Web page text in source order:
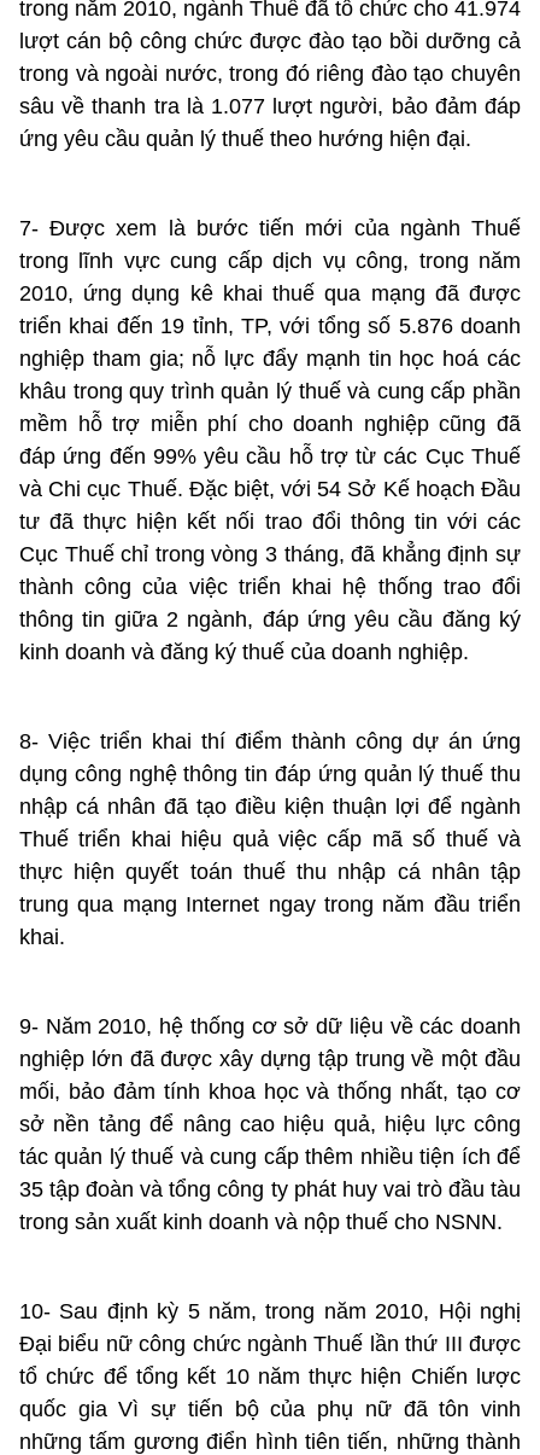
trong năm 2010, ngành Thuế đã tổ chức cho 41.974
lượt cán bộ công chức được đào tạo bồi dưỡng cả
trong và ngoài nước, trong đó riêng đào tạo chuyên
sâu về thanh tra là 1.077 lượt người, bảo đảm đáp
ứng yêu cầu quản lý thuế theo hướng hiện đại.
7- Được xem là bước tiến mới của ngành Thuế
trong lĩnh vực cung cấp dịch vụ công, trong năm
2010, ứng dụng kê khai thuế qua mạng đã được
triển khai đến 19 tỉnh, TP, với tổng số 5.876 doanh
nghiệp tham gia; nỗ lực đẩy mạnh tin học hoá các
khâu trong quy trình quản lý thuế và cung cấp phần
mềm hỗ trợ miễn phí cho doanh nghiệp cũng đã
đáp ứng đến 99% yêu cầu hỗ trợ từ các Cục Thuế
và Chi cục Thuế. Đặc biệt, với 54 Sở Kế hoạch Đầu
tư đã thực hiện kết nối trao đổi thông tin với các
Cục Thuế chỉ trong vòng 3 tháng, đã khẳng định sự
thành công của việc triển khai hệ thống trao đổi
thông tin giữa 2 ngành, đáp ứng yêu cầu đăng ký
kinh doanh và đăng ký thuế của doanh nghiệp.
8- Việc triển khai thí điểm thành công dự án ứng
dụng công nghệ thông tin đáp ứng quản lý thuế thu
nhập cá nhân đã tạo điều kiện thuận lợi để ngành
Thuế triển khai hiệu quả việc cấp mã số thuế và
thực hiện quyết toán thuế thu nhập cá nhân tập
trung qua mạng Internet ngay trong năm đầu triển
khai.
9- Năm 2010, hệ thống cơ sở dữ liệu về các doanh
nghiệp lớn đã được xây dựng tập trung về một đầu
mối, bảo đảm tính khoa học và thống nhất, tạo cơ
sở nền tảng để nâng cao hiệu quả, hiệu lực công
tác quản lý thuế và cung cấp thêm nhiều tiện ích để
35 tập đoàn và tổng công ty phát huy vai trò đầu tàu
trong sản xuất kinh doanh và nộp thuế cho NSNN.
10- Sau định kỳ 5 năm, trong năm 2010, Hội nghị
Đại biểu nữ công chức ngành Thuế lần thứ III được
tổ chức để tổng kết 10 năm thực hiện Chiến lược
quốc gia Vì sự tiến bộ của phụ nữ đã tôn vinh
những tấm gương điển hình tiên tiến, những thành